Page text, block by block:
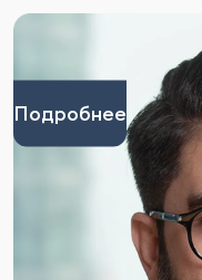
Подробнее